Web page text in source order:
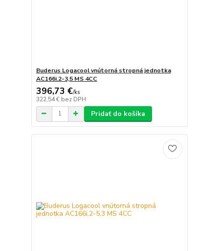
Buderus Logacool vnútorná stropná jednotka
AC166i.2-3,5 MS 4CC
396,73 €/ks
322,54 € bez DPH
Pridať do košíka